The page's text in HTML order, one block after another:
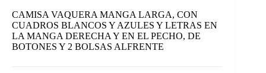
CAMISA VAQUERA MANGA LARGA, CON
CUADROS BLANCOS Y AZULES Y LETRAS EN
LA MANGA DERECHA Y EN EL PECHO, DE
BOTONES Y 2 BOLSAS ALFRENTE